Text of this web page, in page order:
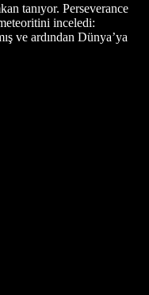
tanıyor. Perseverance
inceledi:
ve ardından Dünya’ya